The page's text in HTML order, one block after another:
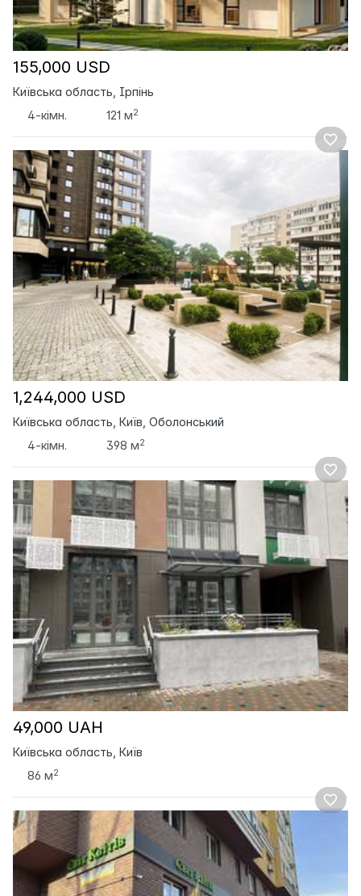
155,000 USD
Київська область, Ірпінь
4-кімн.
121 м2
1,244,000 USD
Київська область, Київ, Оболонський
4-кімн.
398 м2
49,000 UAH
Київська область, Київ
86 м2